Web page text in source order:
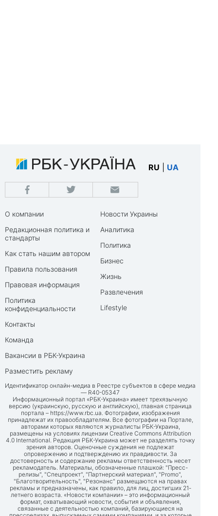
RU UA
О компании
Редакционная политика и
стандарты
Как стать нашим автором
Правила пользования
Правовая информация
Политика
конфиденциальности
Контакты
Команда
Вакансии в РБК-Украина
Разместить рекламу
Новости Украины
Аналитика
Политика
Бизнес
Жизнь
Развлечения
Lifestyle
Идентификатор онлайн-медиа в Реестре субъектов в сфере медиа
— R40-05347
Информационный портал «РБК-Украина» имеет трехязычную
версию (украинскую, русскую и английскую), главная страница
портала – https://www.rbc.ua. Фотографии, изображения
принадлежат их правообладателям. Все фотографии на Портале,
авторами которых являются журналисты РБК-Украина,
размещены на условиях лицензии Creative Commons Attribution
4.0 International. Редакция РБК-Украина может не разделять точку
зрения авторов. Оценочные суждения не подлежат
опровержению и подтверждению их правдивости. За
достоверность и содержание рекламы ответственность несет
рекламодатель. Материалы, обозначенные плашкой: "Пресс-
релизы", "Спецпроект", "Партнерский материал", "Promo",
"Благотворительность", "Резонанс" размещаются на правах
рекламы и предназначены, как правило, для лиц, достигших 21-
летнего возраста. «Новости компании» – это информационный
формат, охватывающий новости, события и объявления,
связанные с деятельностью компаний, базирующиеся на